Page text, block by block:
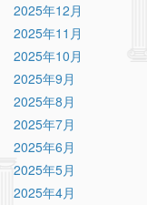
2025年12月
2025年11月
2025年10月
2025年9月
2025年8月
2025年7月
2025年6月
2025年5月
2025年4月